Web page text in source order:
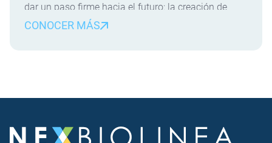
dar un paso firme hacia el futuro: la creación de
NEXBIOLINEA. Esta nueva identidad unificada
CONOCER MÁS